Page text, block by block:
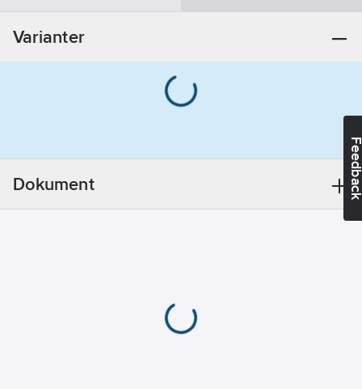
För
18
Nej
Varianter
Dokument